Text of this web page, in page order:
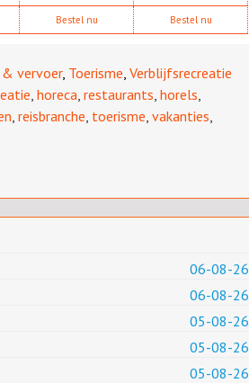
Bestel nu Bestel nu
& vervoer, Toerisme Verblijfsrecreatie
horeca restaurants horels
reisbranche toerisme vakanties
06-08-26
06-08-26
05-08-26
05-08-26
05-08-26